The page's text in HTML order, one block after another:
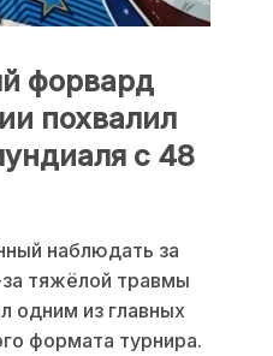
форвард
похвалил
с 48
наблюдать за
тяжёлой травмы
одним из главных
формата турнира.